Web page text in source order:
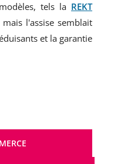
tels la REKT
l'assise semblait
et la garantie